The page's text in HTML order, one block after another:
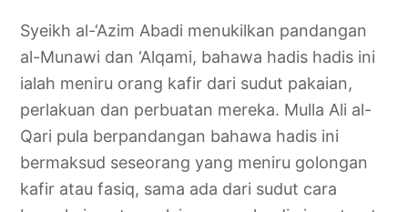
Syeikh al-‘Azim Abadi menukilkan pandangan
al-Munawi dan ‘Alqami, bahawa hadis hadis ini
ialah meniru orang kafir dari sudut pakaian,
perlakuan dan perbuatan mereka. Mulla Ali al-
Qari pula berpandangan bahawa hadis ini
bermaksud seseorang yang meniru golongan
kafir atau fasiq, sama ada dari sudut cara